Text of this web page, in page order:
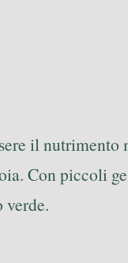
il nutrimento
Con piccoli
verde.